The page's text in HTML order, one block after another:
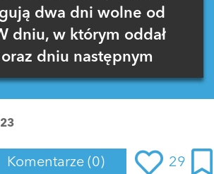
dwa dni wolne od
dniu, w którym oddał
oraz dniu następnym
Komentarze (0) 29